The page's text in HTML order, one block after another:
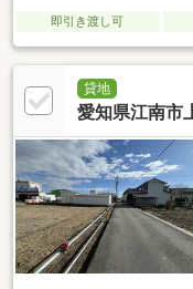
即引き渡し可
貸地
愛知県江南市